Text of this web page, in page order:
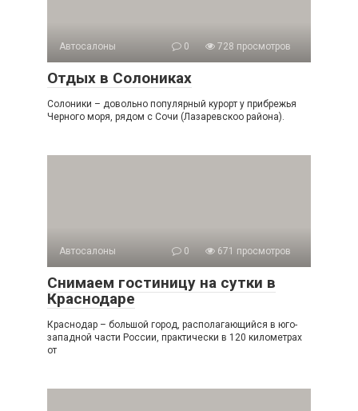
Автосалоны 0 728 просмотров
Отдых в Солониках
Солоники – довольно популярный курорт у прибрежья
Черного моря, рядом с Сочи (Лазаревскоо района).
Автосалоны 0 671 просмотров
Снимаем гостиницу на сутки в
Краснодаре
Краснодар – большой город, располагающийся в юго-
западной части России, практически в 120 километрах
от